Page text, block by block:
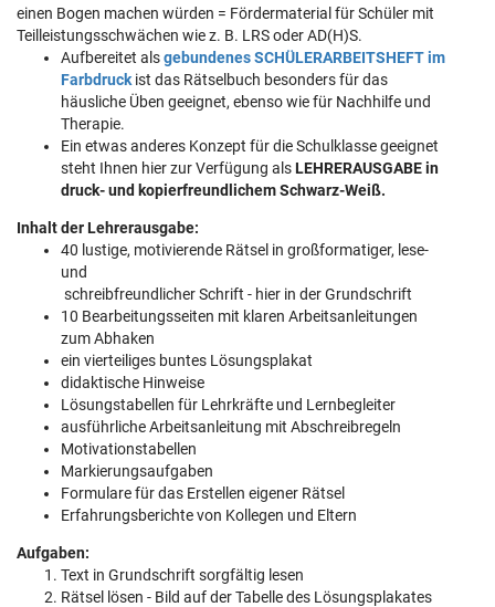
einen Bogen machen würden = Fördermaterial für Schüler mit
Teilleistungsschwächen wie z. B. LRS oder AD(H)S.
Aufbereitet alsgebundenes SCHÜLERARBEITSHEFT im
Farbdruck ist das Rätselbuch besonders für das
häusliche Üben geeignet, ebenso wie für Nachhilfe und
Therapie.
Ein etwas anderes Konzept für die Schulklasse geeignet
steht Ihnen hier zur Verfügung alsLEHRERAUSGABE in
druck- und kopierfreundlichem Schwarz-Weiß.
Inhalt der Lehrerausgabe:
40 lustige, motivierende Rätsel in großformatiger, lese-
und
schreibfreundlicher Schrift - hier in der Grundschrift
10 Bearbeitungsseiten mit klaren Arbeitsanleitungen
zum Abhaken
ein vierteiliges buntes Lösungsplakat
didaktische Hinweise
Lösungstabellen für Lehrkräfte und Lernbegleiter
ausführliche Arbeitsanleitung mit Abschreibregeln
Motivationstabellen
Markierungsaufgaben
Formulare für das Erstellen eigener Rätsel
Erfahrungsberichte von Kollegen und Eltern
Aufgaben:
Text in Grundschrift sorgfältig lesen
Rätsel lösen - Bild auf der Tabelle des Lösungsplakates